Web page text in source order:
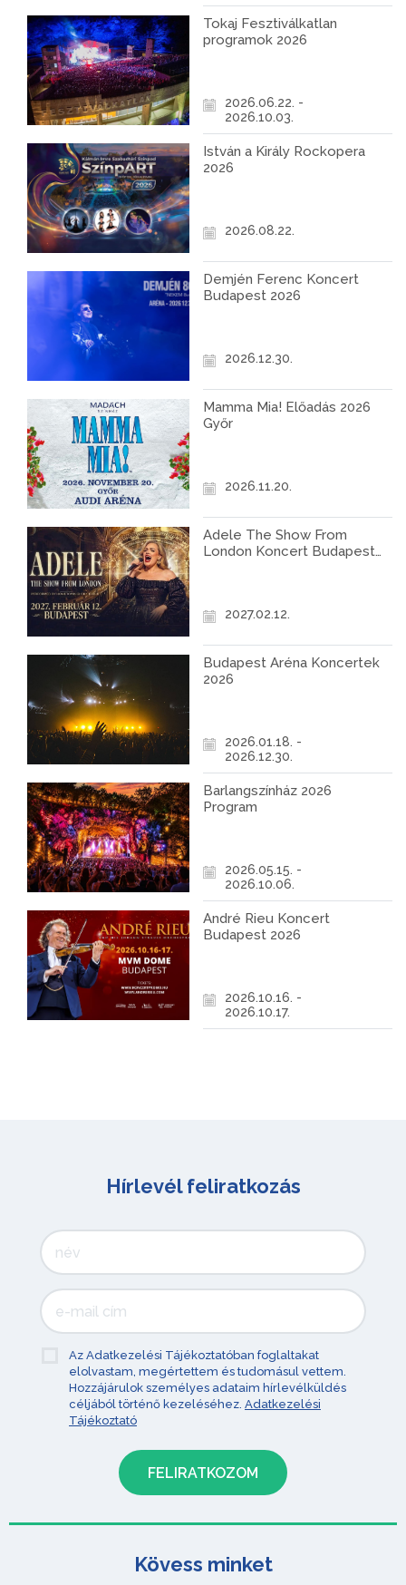
Tokaj Fesztiválkatlan
programok 2026
2026.06.22. -
2026.10.03.
István a Király Rockopera
2026
2026.08.22.
Demjén Ferenc Koncert
Budapest 2026
2026.12.30.
Mamma Mia! Előadás 2026
Győr
2026.11.20.
Adele The Show From
London Koncert Budapest
2027.02.12.
Budapest Aréna Koncertek
2026
2026.01.18. -
2026.12.30.
Barlangszínház 2026
Program
2026.05.15. -
2026.10.06.
André Rieu Koncert
Budapest 2026
2026.10.16. -
2026.10.17.
Hírlevél feliratkozás
Az Adatkezelési Tájékoztatóban foglaltakat
elolvastam, megértettem és tudomásul vettem.
Hozzájárulok személyes adataim hírlevélküldés
céljából történő kezeléséhez. Adatkezelési
Tájékoztató
Kövess minket